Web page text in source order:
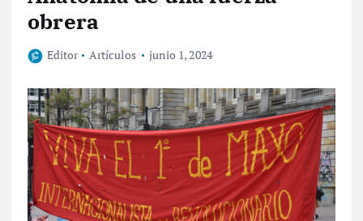
obrera
Editor Artículos junio 1, 2024